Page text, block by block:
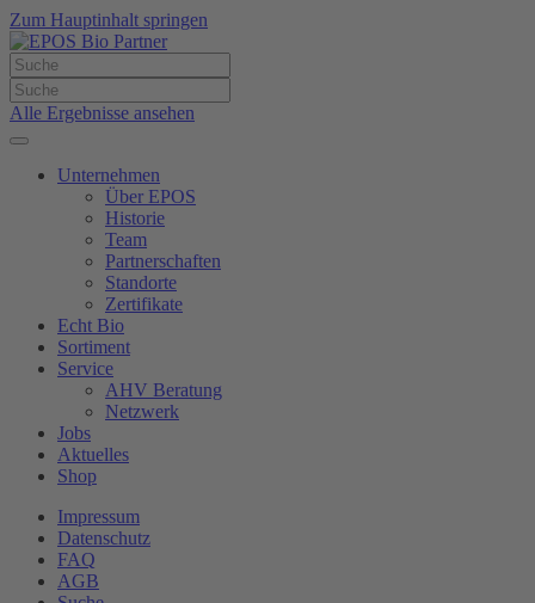
Zum Hauptinhalt springen
Alle Ergebnisse ansehen
Unternehmen
Über EPOS
Historie
Team
Partnerschaften
Standorte
Zertifikate
Echt Bio
Sortiment
Service
AHV Beratung
Netzwerk
Jobs
Aktuelles
Shop
Impressum
Datenschutz
FAQ
AGB